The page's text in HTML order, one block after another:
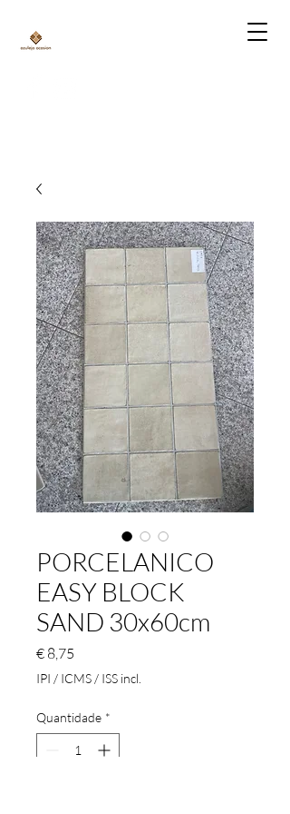
PORCELANICO
EASY BLOCK
SAND 30x60cm
€ 8,75
IPI / ICMS / ISS incl.
Quantidade *